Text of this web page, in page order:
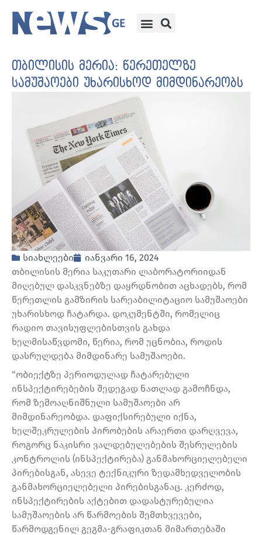
თბილისის მერია: წერეთელზე
სამუშაოები უხარისხოდ მიმდინარეობს
სიახლეები
იანვარი 16, 2024
თბილისის მერია საკუთარი ლაბორატორიიდან
მიღებულ დასკვნებზე დაყრდნობით აცხადებს, რომ
წერეთლის გამზირის სარეაბილიტაციო სამუშაოები
უხარისხოდ ჩატარდა. დოკუმენტში, რომელიც
რადიო თავისუფლებისთვის გახდა
ხელმისაწვდომი, წერია, რომ უცნობია, როდის
დასრულდება მიმდინარე სამუშაოები.
“ობიექტზე პერიოდულად ჩატარებული
ინსპექტირებების შედეგად ნათლად გამოჩნდა,
რომ ზემოაღნიშნული სამუშაოები არ
მიმდინარეობდა. დაფიქსირებული იქნა,
ხელშეკრულების პირობების არაერთი დარღვევა,
როგორც ნაკისრი ვალდებულებების შესრულების
კონტროლის (ინსპექტირება) განმახორციელებელი
პირებისგან, ასევე ტექნიკური ზედამხედველობის
განმახორციელებელი პირებისგანაც. კერძოდ,
ინსპექტირების აქტებით დადასტურებულია
სამუშაოების არ წარმოების შემთხვევები,
წარმოდგენილ გეგმა-გრაფიკთან მიმართებაში